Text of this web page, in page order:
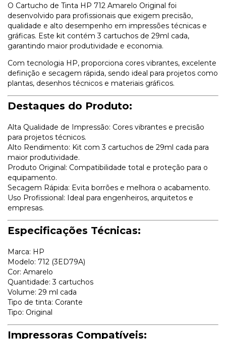
O Cartucho de Tinta HP 712 Amarelo Original foi
desenvolvido para profissionais que exigem precisão,
qualidade e alto desempenho em impressões técnicas e
gráficas. Este kit contém 3 cartuchos de 29ml cada,
garantindo maior produtividade e economia.
Com tecnologia HP, proporciona cores vibrantes, excelente
definição e secagem rápida, sendo ideal para projetos como
plantas, desenhos técnicos e materiais gráficos.
Destaques do Produto:
Alta Qualidade de Impressão: Cores vibrantes e precisão
para projetos técnicos.
Alto Rendimento: Kit com 3 cartuchos de 29ml cada para
maior produtividade.
Produto Original: Compatibilidade total e proteção para o
equipamento.
Secagem Rápida: Evita borrões e melhora o acabamento.
Uso Profissional: Ideal para engenheiros, arquitetos e
empresas.
Especificações Técnicas:
Marca: HP
Modelo: 712 (3ED79A)
Cor: Amarelo
Quantidade: 3 cartuchos
Volume: 29 ml cada
Tipo de tinta: Corante
Tipo: Original
Impressoras Compatíveis: